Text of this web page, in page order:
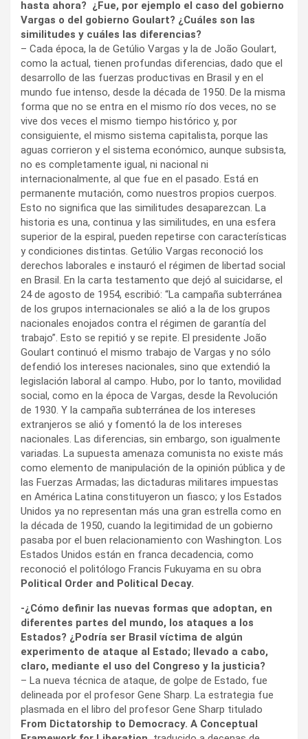
hasta ahora? ¿Fue, por ejemplo el caso del gobierno
Vargas o del gobierno Goulart? ¿Cuáles son las
similitudes y cuáles las diferencias?
– Cada época, la de Getúlio Vargas y la de João Goulart,
como la actual, tienen profundas diferencias, dado que el
desarrollo de las fuerzas productivas en Brasil y en el
mundo fue intenso, desde la década de 1950. De la misma
forma que no se entra en el mismo río dos veces, no se
vive dos veces el mismo tiempo histórico y, por
consiguiente, el mismo sistema capitalista, porque las
aguas corrieron y el sistema económico, aunque subsista,
no es completamente igual, ni nacional ni
internacionalmente, al que fue en el pasado. Está en
permanente mutación, como nuestros propios cuerpos.
Esto no significa que las similitudes desaparezcan. La
historia es una, continua y las similitudes, en una esfera
superior de la espiral, pueden repetirse con características
y condiciones distintas. Getúlio Vargas reconoció los
derechos laborales e instauró el régimen de libertad social
en Brasil. En la carta testamento que dejó al suicidarse, el
24 de agosto de 1954, escribió: “La campaña subterránea
de los grupos internacionales se alió a la de los grupos
nacionales enojados contra el régimen de garantía del
trabajo”. Esto se repitió y se repite. El presidente João
Goulart continuó el mismo trabajo de Vargas y no sólo
defendió los intereses nacionales, sino que extendió la
legislación laboral al campo. Hubo, por lo tanto, movilidad
social, como en la época de Vargas, desde la Revolución
de 1930. Y la campaña subterránea de los intereses
extranjeros se alió y fomentó la de los intereses
nacionales. Las diferencias, sin embargo, son igualmente
variadas. La supuesta amenaza comunista no existe más
como elemento de manipulación de la opinión pública y de
las Fuerzas Armadas; las dictaduras militares impuestas
en América Latina constituyeron un fiasco; y los Estados
Unidos ya no representan más una gran estrella como en
la década de 1950, cuando la legitimidad de un gobierno
pasaba por el buen relacionamiento con Washington. Los
Estados Unidos están en franca decadencia, como
reconoció el politólogo Francis Fukuyama en su obra
Political Order and Political Decay.
-¿Cómo definir las nuevas formas que adoptan, en
diferentes partes del mundo, los ataques a los
Estados? ¿Podría ser Brasil víctima de algún
experimento de ataque al Estado; llevado a cabo,
claro, mediante el uso del Congreso y la justicia?
– La nueva técnica de ataque, de golpe de Estado, fue
delineada por el profesor Gene Sharp. La estrategia fue
plasmada en el libro del profesor Gene Sharp titulado
From Dictatorship to Democracy. A Conceptual